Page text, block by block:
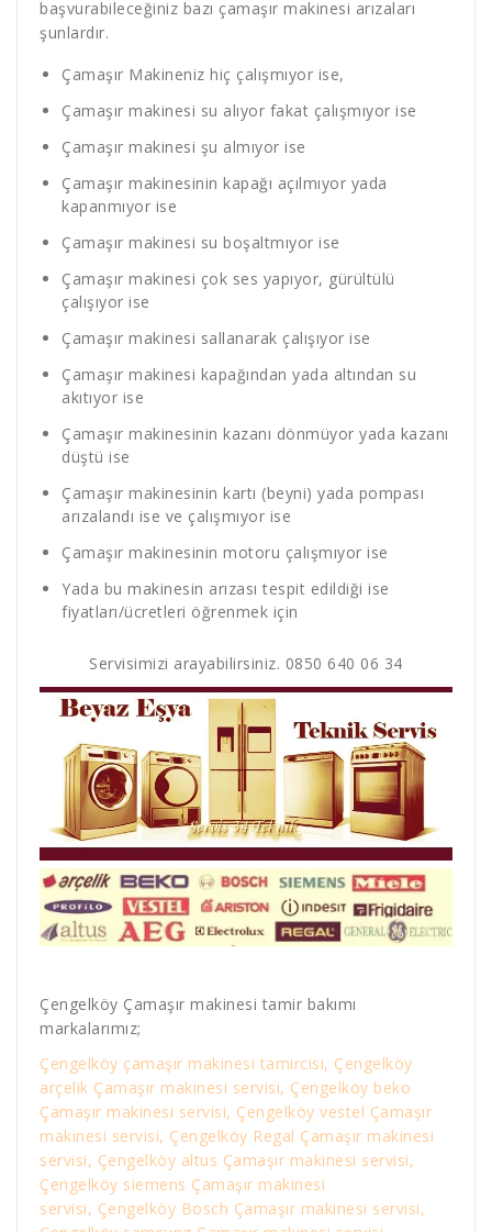
başvurabileceğiniz bazı çamaşır makinesi arızaları
şunlardır.
Çamaşır Makineniz hiç çalışmıyor ise,
Çamaşır makinesi su alıyor fakat çalışmıyor ise
Çamaşır makinesi şu almıyor ise
Çamaşır makinesinin kapağı açılmıyor yada
kapanmıyor ise
Çamaşır makinesi su boşaltmıyor ise
Çamaşır makinesi çok ses yapıyor, gürültülü
çalışıyor ise
Çamaşır makinesi sallanarak çalışıyor ise
Çamaşır makinesi kapağından yada altından su
akıtıyor ise
Çamaşır makinesinin kazanı dönmüyor yada kazanı
düştü ise
Çamaşır makinesinin kartı (beyni) yada pompası
arızalandı ise ve çalışmıyor ise
Çamaşır makinesinin motoru çalışmıyor ise
Yada bu makinesin arızası tespit edildiği ise
fiyatları/ücretleri öğrenmek için
Servisimizi arayabilirsiniz. 0850 640 06 34
Çengelköy Çamaşır makinesi tamir bakımı
markalarımız;
Çengelköy çamaşır makinesi tamircisi, Çengelköy
arçelik Çamaşır makinesi servisi, Çengelköy beko
Çamaşır makinesi servisi, Çengelköy vestel Çamaşır
makinesi servisi, Çengelköy Regal Çamaşır makinesi
servisi, Çengelköy altus Çamaşır makinesi servisi,
Çengelköy siemens Çamaşır makinesi
servisi, Çengelköy Bosch Çamaşır makinesi servisi,